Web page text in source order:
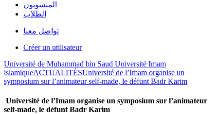
المنسوبون
الطلاب
تواصل معنا
Créer un utilisateur
Université de Muhammad bin Saud Université Imam
islamiqueACTUALITÉSUniversité de l’Imam organise un
symposium sur l’animateur self-made, le défunt Badr Karim
Université de l’Imam organise un symposium sur l’animateur
self-made, le défunt Badr Karim